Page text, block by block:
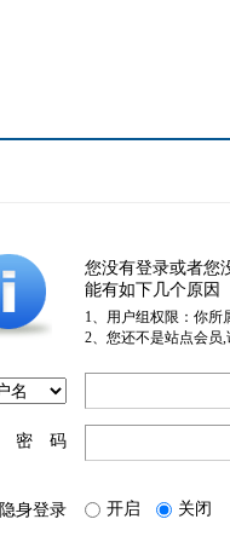
您没有登录或者您
能有如下几个原因
1、用户组权限：你所
2、您还不是站点会员
密 码
隐身登录 开启 关闭